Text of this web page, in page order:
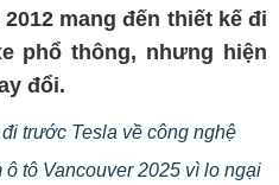
mang đến thiết kế đi
phổ thông, nhưng hiện
đổi.
trước Tesla về công nghệ
tô Vancouver 2025 vì lo ngại